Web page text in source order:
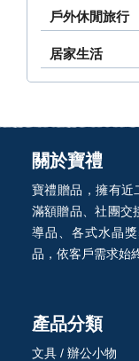
戶外休閒旅行
居家生活
關於寶禮
寶禮贈品，擁有近
滿額贈品、社團交
導品、各式水晶
品，依客戶需求始
產品分類
文具 / 辦公小物